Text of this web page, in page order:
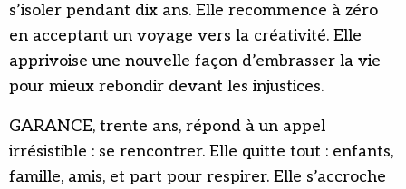
s’isoler pendant dix ans. Elle recommence à zéro
en acceptant un voyage vers la créativité. Elle
apprivoise une nouvelle façon d’embrasser la vie
pour mieux rebondir devant les injustices.
GARANCE, trente ans, répond à un appel
irrésistible : se rencontrer. Elle quitte tout : enfants,
famille, amis, et part pour respirer. Elle s’accroche